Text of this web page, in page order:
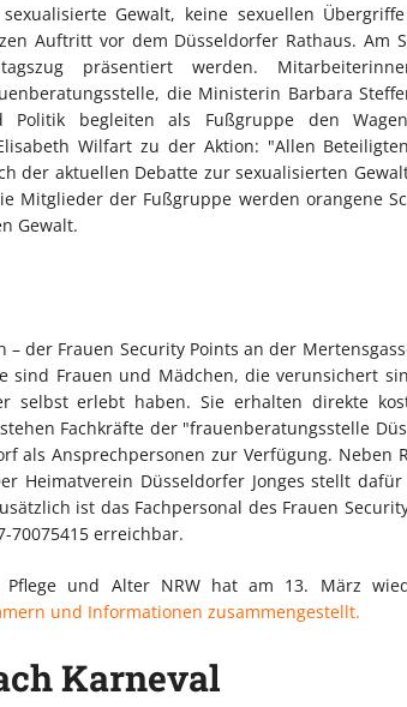
Gewalt, keine sexuellen
Auftritt vor dem Düsseldorfer Rathaus. Am
präsentiert werden.
die Ministerin Barbara
Politik begleiten als Fußgruppe den
Wilfart zu der Aktion: "Allen
der aktuellen Debatte zur sexualisierten
Mitglieder der Fußgruppe werden orangene
Gewalt.
der Frauen Security Points an der
sind Frauen und Mädchen, die verunsichert
selbst erlebt haben. Sie erhalten direkte
Fachkräfte der "frauenberatungsstelle
als Ansprechpersonen zur Verfügung. Neben
Heimatverein Düsseldorfer Jonges stellt
ist das Fachpersonal des Frauen
70075415 erreichbar.
Pflege und Alter NRW hat am 13. März
und Informationen zusammengestellt.
Karneval